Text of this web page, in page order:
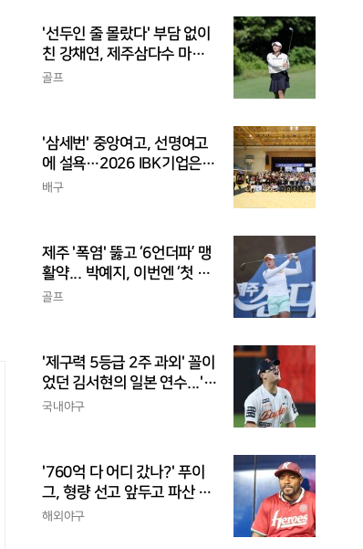
'선두인 줄 몰랐다' 부담 없이
친 강채연, 제주삼다수 마스
터스 2R 단독 선두
골프
'삼세번' 중앙여고, 선명여고
에 설욕…2026 IBK기업은행
배 전국중고배구대회 우승
배구
제주 '폭염' 뚫고 ‘6언더파’ 맹
활약... 박예지, 이번엔 ‘첫 우
승’ 가나
골프
'제구력 5등급 2주 과외' 꼴이
었던 김서현의 일본 연수...'종
합검진표'에 불과
국내야구
'760억 다 어디 갔나?' 푸이
그, 형량 선고 앞두고 파산 신
청
해외야구